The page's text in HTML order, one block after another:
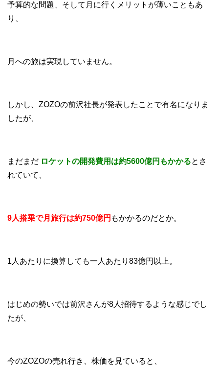
予算的な問題、そして月に行くメリットが薄いこともあ
り、
月への旅は実現していません。
しかし、ZOZOの前沢社長が発表したことで有名になりま
したが、
まだまだ ロケットの開発費用は約5600億円もかかるとさ
れていて、
9人搭乗で月旅行は約750億円 もかかるのだとか。
1人あたりに換算しても一人あたり83億円以上。
はじめの勢いでは前沢さんが8人招待するような感じでし
たが、
今のZOZOの売れ行き、株価を見ていると、